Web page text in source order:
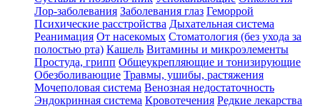
Лор-заболевания Заболевания глаз Геморрой
Психические расстройства Дыхательная система
Реанимация От насекомых Стоматология (без ухода за
полостью рта) Кашель Витамины и микроэлементы
Простуда, грипп Общеукрепляющие и тонизирующие
Обезболивающие Травмы, ушибы, растяжения
Мочеполовая система Венозная недостаточность
Эндокринная система Кровотечения Редкие лекарства